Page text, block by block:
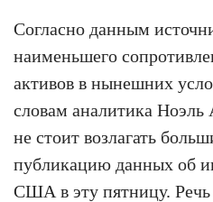
Согласно данным
наименьшего
активов в нынешних
словам аналитика
не стоит возлагать
публикацию данных об
США в эту пятницу. Речь